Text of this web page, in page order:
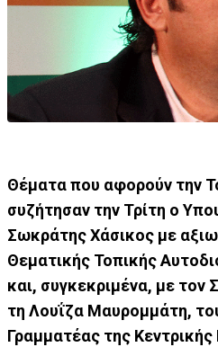
Θέματα που αφορούν την
συζήτησαν την Τρίτη ο
Σωκράτης Χάσικος με
Θεματικής Τοπικής
και, συγκεκριμένα, με
τη Λουΐζα Μαυρομμάτη,
Γραμματέας της